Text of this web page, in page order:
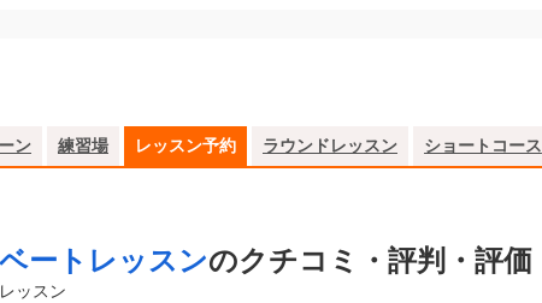
ン 練習場 レッスン予約 ラウンドレッスン ショートコース
ートレッスンのクチコミ・評判・評価
ッスン